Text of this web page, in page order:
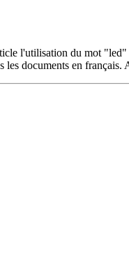
l'utilisation du mot
documents en